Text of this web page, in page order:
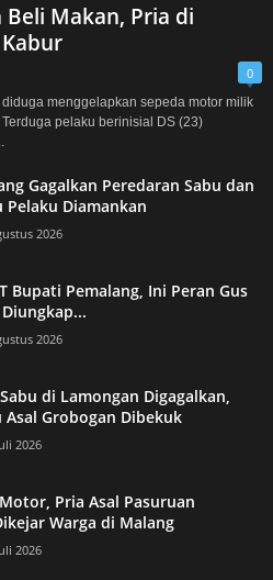
Makan, Pria di
0
menggelapkan sepeda motor milik
pelaku berinisial DS (23)
Gagalkan Peredaran Sabu dan
Pelaku Diamankan
2026
Bupati Pemalang, Ini Peran Gus
2026
di Lamongan Digagalkan,
Asal Grobogan Dibekuk
2026
Pria Asal Pasuruan
Warga di Malang
2026